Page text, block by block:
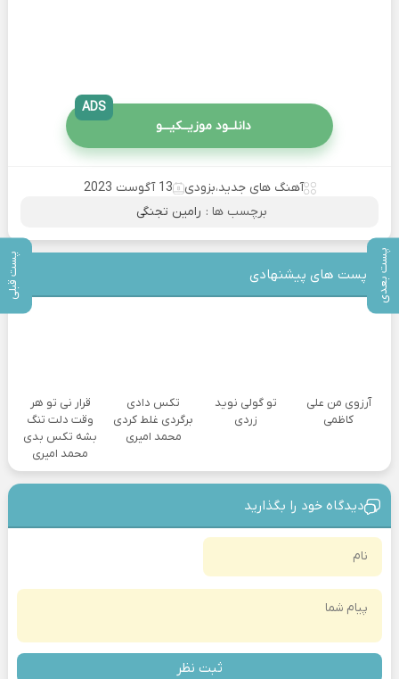
پست بعدی پست قبلی
دانلــود موزیــکیـــو
ADS
آهنگ های جدید،بزودی
13 آگوست 2023
برچسب ها : رامین تجنگی
پست های پیشنهادی
آرزوی من علی
کاظمی
تو گولی نوید
زردی
تکس دادی
برگردی غلط کردی
محمد امیری
قرار نی تو هر
وقت دلت تنگ
بشه تکس بدی
محمد امیری
دیدگاه خود را بگذارید
ثبت نظر